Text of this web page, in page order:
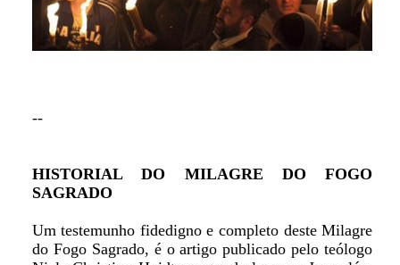
--
HISTORIAL DO MILAGRE DO FOGO
SAGRADO
Um testemunho fidedigno e completo deste Milagre
do Fogo Sagrado, é o artigo publicado pelo teólogo